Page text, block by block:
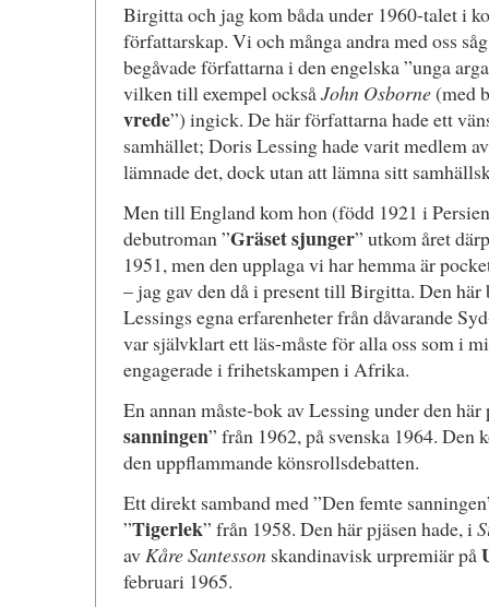
Birgitta och jag kom båda under 1960-talet i
författarskap. Vi och många andra med oss
begåvade författarna i den engelska ”unga
vilken till exempel ocksåJohn Osborne(med
vrede”) ingick. De här författarna hade ett
samhället; Doris Lessing hade varit medlem
lämnade det, dock utan att lämna sitt
Men till England kom hon (född 1921 i
debutroman ”Gräset sjunger” utkom året
1951, men den upplaga vi har hemma är
– jag gav den då i present till Birgitta. Den
Lessings egna erfarenheter från dåvarande
var självklart ett läs-måste för alla oss som i
engagerade i frihetskampen i Afrika.
En annan måste-bok av Lessing under den här
sanningen” från 1962, på svenska 1964. Den
den uppflammande könsrollsdebatten.
Ett direkt samband med ”Den femte
”Tigerlek” från 1958. Den här pjäsen hade, i
avKåre Santessonskandinavisk urpremiär på
februari 1965.